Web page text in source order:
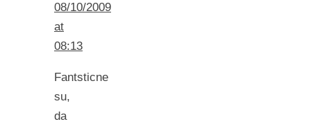
08/10/2009
at
08:13
Fantsticne
su,
da